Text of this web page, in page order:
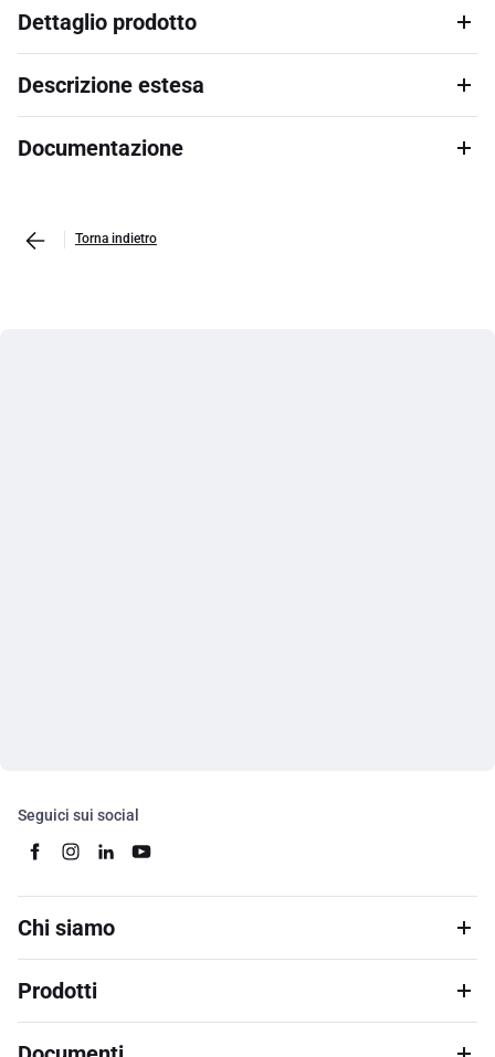
Dettaglio prodotto
Descrizione estesa
Documentazione
Torna indietro
Seguici sui social
Chi siamo
Prodotti